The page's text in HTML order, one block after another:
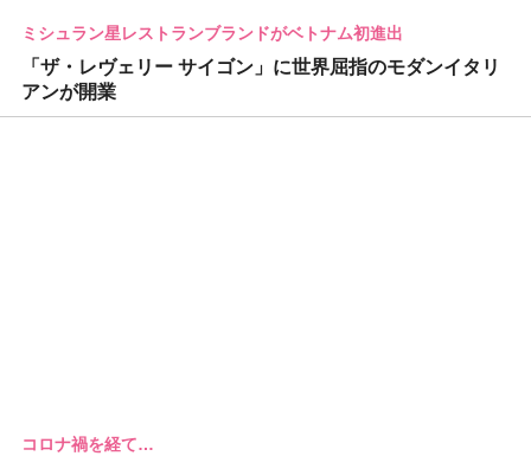
ミシュラン星レストランブランドがベトナム初進出
「ザ・レヴェリー サイゴン」に世界屈指のモダンイタリ
アンが開業
コロナ禍を経て…